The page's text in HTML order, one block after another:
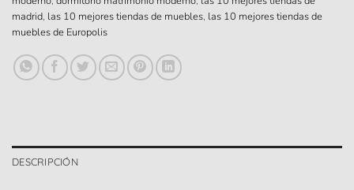
madrid, las 10 mejores tiendas de muebles, las 10 mejores tiendas de
muebles de Europolis
DESCRIPCIÓN